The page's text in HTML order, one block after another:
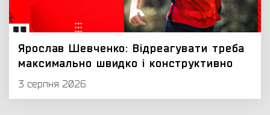
Ярослав Шевченко: Відреагувати треба
максимально швидко і конструктивно
3 серпня 2026